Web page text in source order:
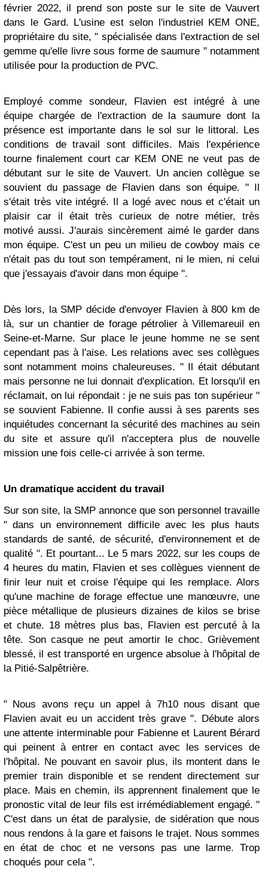
février 2022, il prend son poste sur le site de Vauvert
dans le Gard. L'usine est selon l'industriel KEM ONE,
propriétaire du site, " spécialisée dans l'extraction de sel
gemme qu'elle livre sous forme de saumure " notamment
utilisée pour la production de PVC.
Employé comme sondeur, Flavien est intégré à une
équipe chargée de l'extraction de la saumure dont la
présence est importante dans le sol sur le littoral. Les
conditions de travail sont difficiles. Mais l'expérience
tourne finalement court car KEM ONE ne veut pas de
débutant sur le site de Vauvert. Un ancien collègue se
souvient du passage de Flavien dans son équipe. " Il
s'était très vite intégré. Il a logé avec nous et c'était un
plaisir car il était très curieux de notre métier, très
motivé aussi. J'aurais sincèrement aimé le garder dans
mon équipe. C'est un peu un milieu de cowboy mais ce
n'était pas du tout son tempérament, ni le mien, ni celui
que j'essayais d'avoir dans mon équipe ".
Dès lors, la SMP décide d'envoyer Flavien à 800 km de
là, sur un chantier de forage pétrolier à Villemareuil en
Seine-et-Marne. Sur place le jeune homme ne se sent
cependant pas à l'aise. Les relations avec ses collègues
sont notamment moins chaleureuses. " Il était débutant
mais personne ne lui donnait d'explication. Et lorsqu'il en
réclamait, on lui répondait : je ne suis pas ton supérieur "
se souvient Fabienne. Il confie aussi à ses parents ses
inquiétudes concernant la sécurité des machines au sein
du site et assure qu'il n'acceptera plus de nouvelle
mission une fois celle-ci arrivée à son terme.
Un dramatique accident du travail
Sur son site, la SMP annonce que son personnel travaille
" dans un environnement difficile avec les plus hauts
standards de santé, de sécurité, d'environnement et de
qualité ". Et pourtant... Le 5 mars 2022, sur les coups de
4 heures du matin, Flavien et ses collègues viennent de
finir leur nuit et croise l'équipe qui les remplace. Alors
qu'une machine de forage effectue une manœuvre, une
pièce métallique de plusieurs dizaines de kilos se brise
et chute. 18 mètres plus bas, Flavien est percuté à la
tête. Son casque ne peut amortir le choc. Grièvement
blessé, il est transporté en urgence absolue à l'hôpital de
la Pitié-Salpêtrière.
" Nous avons reçu un appel à 7h10 nous disant que
Flavien avait eu un accident très grave ". Débute alors
une attente interminable pour Fabienne et Laurent Bérard
qui peinent à entrer en contact avec les services de
l'hôpital. Ne pouvant en savoir plus, ils montent dans le
premier train disponible et se rendent directement sur
place. Mais en chemin, ils apprennent finalement que le
pronostic vital de leur fils est irrémédiablement engagé. "
C'est dans un état de paralysie, de sidération que nous
nous rendons à la gare et faisons le trajet. Nous sommes
en état de choc et ne versons pas une larme. Trop
choqués pour cela ".